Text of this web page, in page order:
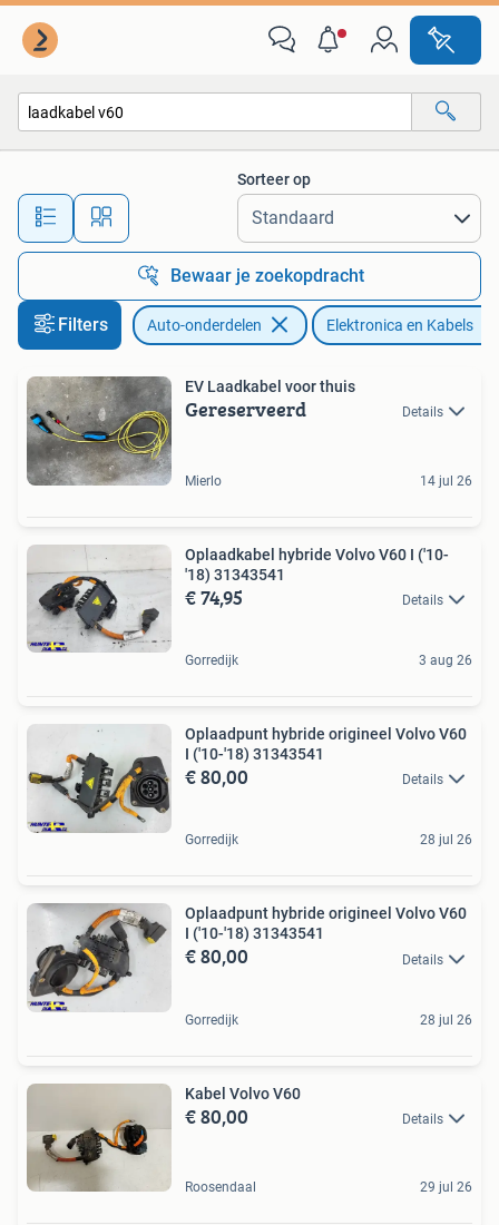
Alle afstanden…
Sorteer op
Bewaar je zoekopdracht
Filters Auto-onderdelen Elektronica en Kabels
EV Laadkabel voor thuis
Gereserveerd Details
Mierlo 14 jul 26
Oplaadkabel hybride Volvo V60 I ('10-
'18) 31343541
€ 74,95 Details
Gorredijk 3 aug 26
Oplaadpunt hybride origineel Volvo V60
I ('10-'18) 31343541
€ 80,00 Details
Gorredijk 28 jul 26
Oplaadpunt hybride origineel Volvo V60
I ('10-'18) 31343541
€ 80,00 Details
Gorredijk 28 jul 26
Kabel Volvo V60
€ 80,00 Details
Roosendaal 29 jul 26